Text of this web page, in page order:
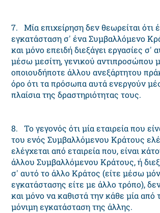
7. Μία επιχείρηση δεν θεωρείται ότι
εγκατάσταση σ' ένα Συμβαλλόμενο
και μόνο επειδή διεξάγει εργασίες σ'
μέσω μεσίτη, γενικού αντιπροσώπου
οποιουδήποτε άλλου ανεξάρτητου
όρο ότι τα πρόσωπα αυτά ενεργούν
πλαίσια της δραστηριότητας τους.
8. Το γεγονός ότι μία εταιρεία που
του ενός Συμβαλλόμενου Κράτους
ελέγχεται από εταιρεία που, είναι
άλλου Συμβαλλόμενου Κράτους, ή
σ' αυτό το άλλο Κράτος (είτε μέσω
εγκατάστασης είτε με άλλο τρόπο),
και μόνο να καθιστά την κάθε μία από
μόνιμη εγκατάσταση της άλλης.